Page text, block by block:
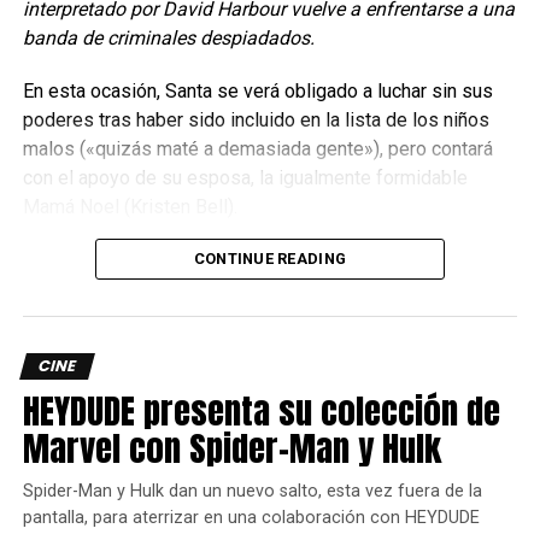
Su conexión con la fuerza le ayudó a estar en contacto con
el fantasma de su esposo, el cual le ayudó a buscar al jedi
Thonque fue su maestro. Nomi también pasó a la historia
al formar parte de la última gran batalla contra el Imperio
interpretado por David Harbour vuelve a enfrentarse a una
banda de criminales despiadados.
En esta ocasión, Santa se verá obligado a luchar sin sus
poderes tras haber sido incluido en la lista de los niños
malos («quizás maté a demasiada gente»), pero contará
con el apoyo de su esposa, la igualmente formidable
CONTINUE READING
CINE
HEYDUDE presenta su colección de
Marvel con Spider-Man y Hulk
Spider-Man y Hulk dan un nuevo salto, esta vez fuera de la
pantalla, para aterrizar en una colaboración con HEYDUDE